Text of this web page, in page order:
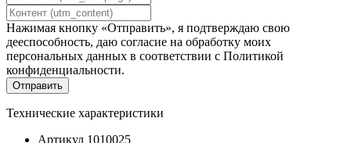
Нажимая кнопку «Отправить», я подтверждаю свою
дееспособность, даю согласие на обработку моих
персональных данных в соответствии с Политикой
конфиденциальности.
Технические характеристики
Артикул 1010025